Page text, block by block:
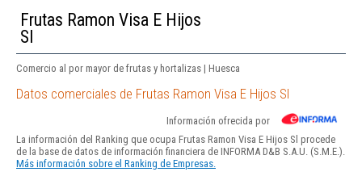
Frutas Ramon Visa E Hijos
Sl
Comercio al por mayor de frutas y hortalizas | Huesca
Datos comerciales de Frutas Ramon Visa E Hijos Sl
Información ofrecida por
La información del Ranking que ocupa Frutas Ramon Visa E Hijos Sl procede
de la base de datos de información financiera de INFORMA D&B S.A.U. (S.M.E.).
Más información sobre el Ranking de Empresas.